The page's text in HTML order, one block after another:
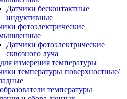
Датчики бесконтактные
индуктивные
фотоэлектрические
Датчики фотоэлектрические
сквозного луча
измерения температуры
температуры поверхностные/
температуры